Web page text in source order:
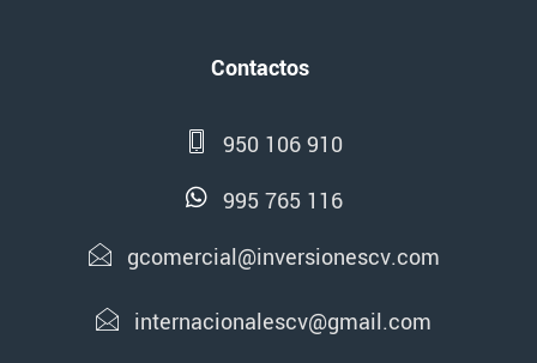
Contactos
950 106 910
995 765 116
gcomercial@inversionescv.com
internacionalescv@gmail.com